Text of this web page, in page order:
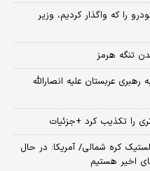
را که واگذار کردیم، وزیر
تنگه هرمز
عربستان علیه انصارالله
را تکذیب کرد +جزئیات
کره شمالی/ آمریکا: در حال
اخیر هستیم